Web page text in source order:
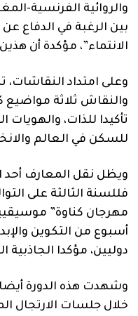
والروائية الفرنسية-
بين الرغبة في الدفاع
الانتماء”، مؤكدة أن
وعلى امتداد النقاشات،
والنقاش ثلاثة مواضيع
تأكيدا للذات، والهويات
للسكن في العالم
ويظل نقل المعارف أحد
فللسنة الثالثة على
مهرجان كناوة”
أسبوع من التكوين
دوليين، مؤكدا الجاذبية
وشهدت هذه الدورة